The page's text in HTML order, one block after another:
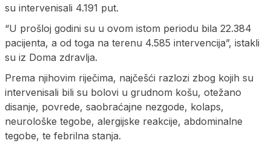
su intervenisali 4.191 put.
“U prošloj godini su u ovom istom periodu bila 22.384
pacijenta, a od toga na terenu 4.585 intervencija”, istakli
su iz Doma zdravlja.
Prema njihovim riječima, najčešći razlozi zbog kojih su
intervenisali bili su bolovi u grudnom košu, otežano
disanje, povrede, saobraćajne nezgode, kolaps,
neurološke tegobe, alergijske reakcije, abdominalne
tegobe, te febrilna stanja.